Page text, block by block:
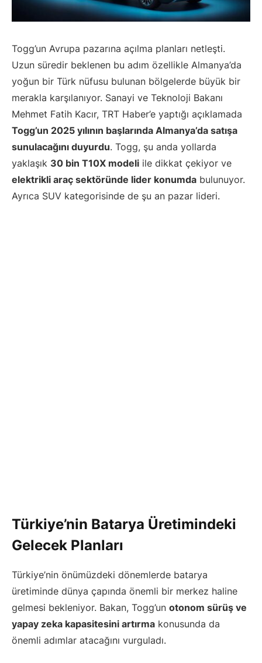
Togg’un Avrupa pazarına açılma planları netleşti.
Uzun süredir beklenen bu adım özellikle Almanya’da
yoğun bir Türk nüfusu bulunan bölgelerde büyük bir
merakla karşılanıyor. Sanayi ve Teknoloji Bakanı
Mehmet Fatih Kacır, TRT Haber’e yaptığı açıklamada
Togg’un 2025 yılının başlarında Almanya’da satışa
sunulacağını duyurdu. Togg, şu anda yollarda
yaklaşık 30 bin T10X modeli ile dikkat çekiyor ve
elektrikli araç sektöründe lider konumda bulunuyor.
Ayrıca SUV kategorisinde de şu an pazar lideri.
Türkiye’nin Batarya Üretimindeki
Gelecek Planları
Türkiye’nin önümüzdeki dönemlerde batarya
üretiminde dünya çapında önemli bir merkez haline
gelmesi bekleniyor. Bakan, Togg’un otonom sürüş ve
yapay zeka kapasitesini artırma konusunda da
önemli adımlar atacağını vurguladı.